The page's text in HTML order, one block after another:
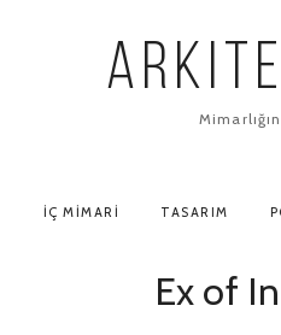
İÇ MIMARI TASARIM
Ex of